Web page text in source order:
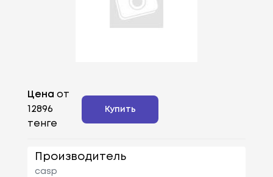
Цена от
12896
тенге
Купить
Производитель
casp